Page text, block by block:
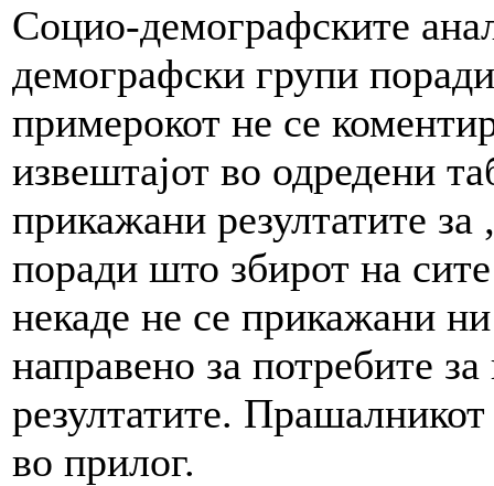
Социо-демографските
демографски групи
примерокот не се
извештајот во одредени
прикажани резултатите за
поради што збирот на
некаде не се прикажани
направено за потребите
резултатите.
во прилог.